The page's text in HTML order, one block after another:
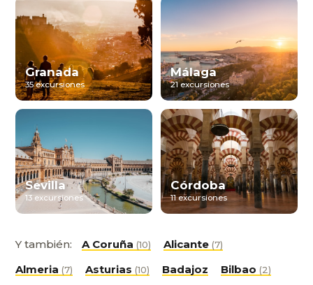
Granada
35 excursiones
Málaga
21 excursiones
Sevilla
13 excursiones
Córdoba
11 excursiones
Y también: A Coruña (10) Alicante (7)
Almeria (7) Asturias (10) Badajoz Bilbao (2)